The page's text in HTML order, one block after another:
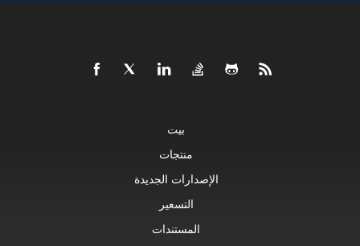
بيت
منتجات
الإصدارات الجديدة
التسعير
المستندات